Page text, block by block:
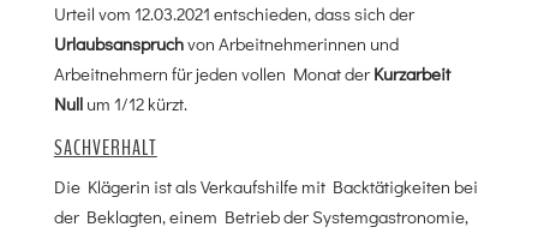
Urteil vom 12.03.2021 entschieden, dass sich der
Urlaubsanspruchvon Arbeitnehmerinnen und
Arbeitnehmern für jeden vollen Monat der Kurzarbeit
Nullum 1/12 kürzt.
SACHVERHALT
Die Klägerin ist als Verkaufshilfe mit Backtätigkeiten bei
der Beklagten, einem Betrieb der Systemgastronomie,